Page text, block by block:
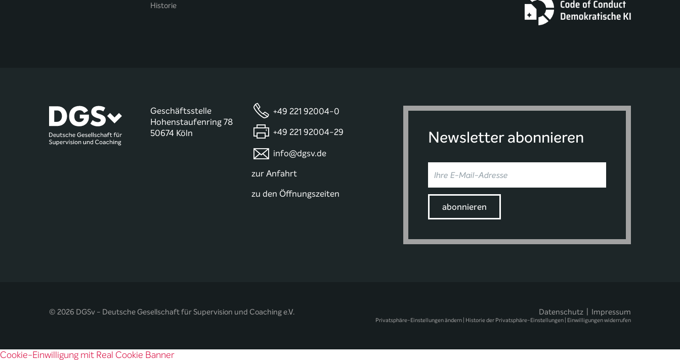
Historie
Geschäftsstelle
Hohenstaufenring 78
50674 Köln
+49 221 92004-0
+49 221 92004-29
info@dgsv.de
zur Anfahrt
zu den Öffnungszeiten
Newsletter abonnieren
© 2026 DGSv - Deutsche Gesellschaft für Supervision und Coaching e.V. Datenschutz Impressum
Privatsphäre-Einstellungen ändern Historie der Privatsphäre-Einstellungen Einwilligungen widerrufen
Cookie-Einwilligung mit Real Cookie Banner